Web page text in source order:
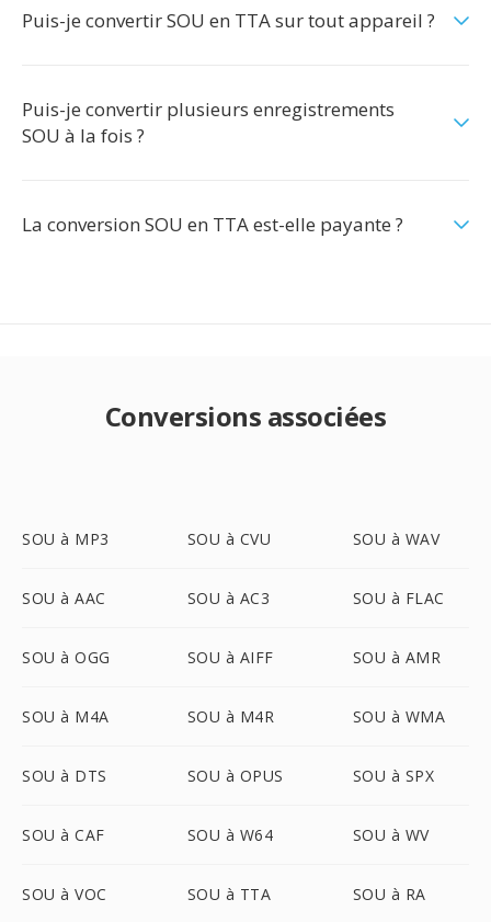
Puis-je convertir SOU en TTA sur tout appareil ?
Puis-je convertir plusieurs enregistrements
SOU à la fois ?
La conversion SOU en TTA est-elle payante ?
Conversions associées
SOU à MP3 SOU à CVU SOU à WAV
SOU à AAC SOU à AC3 SOU à FLAC
SOU à OGG SOU à AIFF SOU à AMR
SOU à M4A SOU à M4R SOU à WMA
SOU à DTS SOU à OPUS SOU à SPX
SOU à CAF SOU à W64 SOU à WV
SOU à VOC SOU à TTA SOU à RA